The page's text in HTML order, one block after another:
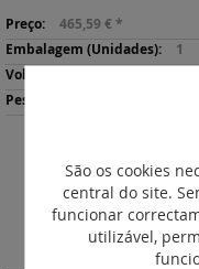
Mais
informação
465,59 € *
1
Ficha de
para
o
início
São os cookies
central do site.
funcionar
utilizável,